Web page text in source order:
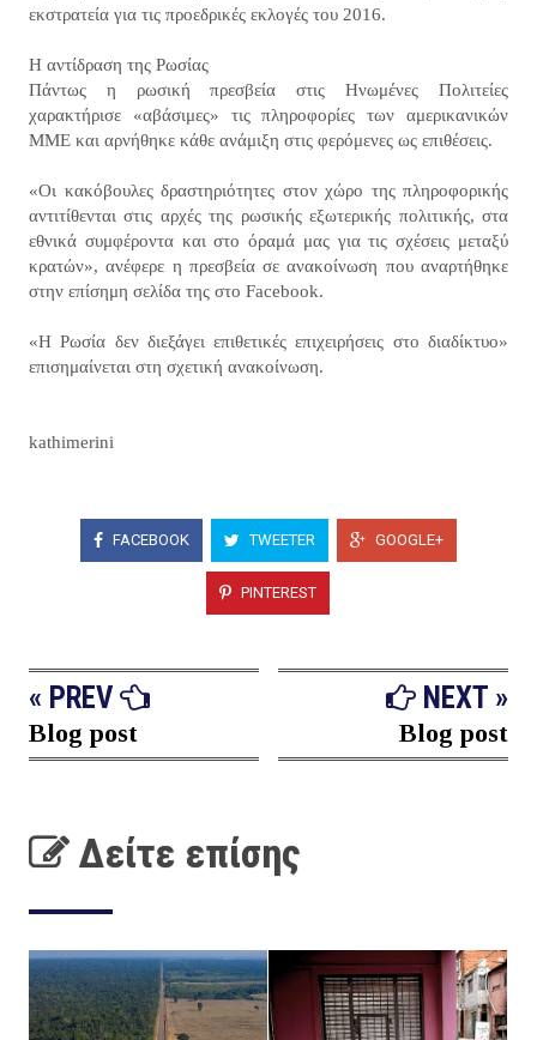
εκστρατεία για τις προεδρικές εκλογές του 2016.
Η αντίδραση της Ρωσίας
Πάντως η ρωσική πρεσβεία στις Ηνωμένες Πολιτείες
χαρακτήρισε «αβάσιμες» τις πληροφορίες των αμερικανικών
ΜΜΕ και αρνήθηκε κάθε ανάμιξη στις φερόμενες ως επιθέσεις.
«Οι κακόβουλες δραστηριότητες στον χώρο της πληροφορικής
αντιτίθενται στις αρχές της ρωσικής εξωτερικής πολιτικής, στα
εθνικά συμφέροντα και στο όραμά μας για τις σχέσεις μεταξύ
κρατών», ανέφερε η πρεσβεία σε ανακοίνωση που αναρτήθηκε
στην επίσημη σελίδα της στο Facebook.
«Η Ρωσία δεν διεξάγει επιθετικές επιχειρήσεις στο διαδίκτυο»
επισημαίνεται στη σχετική ανακοίνωση.
kathimerini
FACEBOOK TWEETER GOOGLE+
PINTEREST
« PREV
Blog post
NEXT »
Blog post
Δείτε επίσης